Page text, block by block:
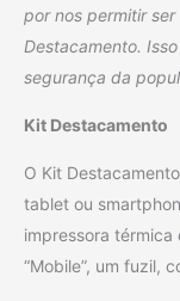
por nos permitir
Destacamento.
segurança da
Kit Destacamento
O Kit
tablet ou
impressora
“Mobile”, um fuzil,